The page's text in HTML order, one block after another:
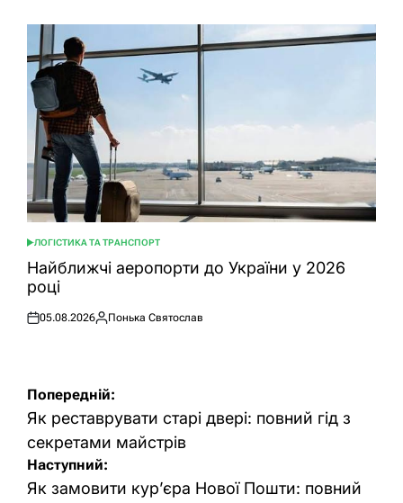
ОПУБЛІКУВАТИ
У
ЛОГІСТИКА ТА ТРАНСПОРТ
Найближчі аеропорти до України у 2026
році
Оприлюднено
05.08.2026
Опубліковано
Понька Святослав
Навігація
записів
Попередній:
Як реставрувати старі двері: повний гід з
секретами майстрів
Наступний:
Як замовити кур’єра Нової Пошти: повний